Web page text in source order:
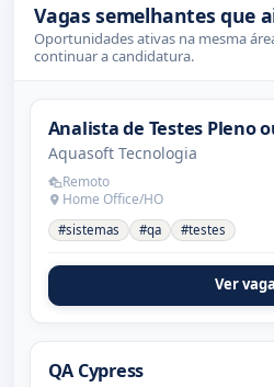
Vagas semelhantes que
Oportunidades ativas na mesma
continuar a candidatura.
Analista de Testes Pleno
Aquasoft Tecnologia
Remoto
Home Office/HO
#sistemas #qa #testes
Ver vaga
QA Cypress